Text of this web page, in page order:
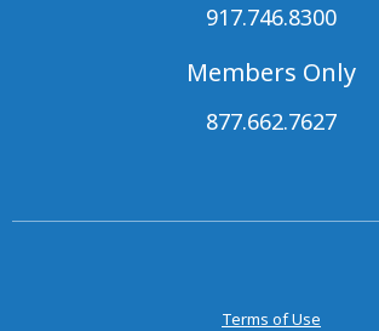
917.746.8300
Members Only
877.662.7627
Terms of Use